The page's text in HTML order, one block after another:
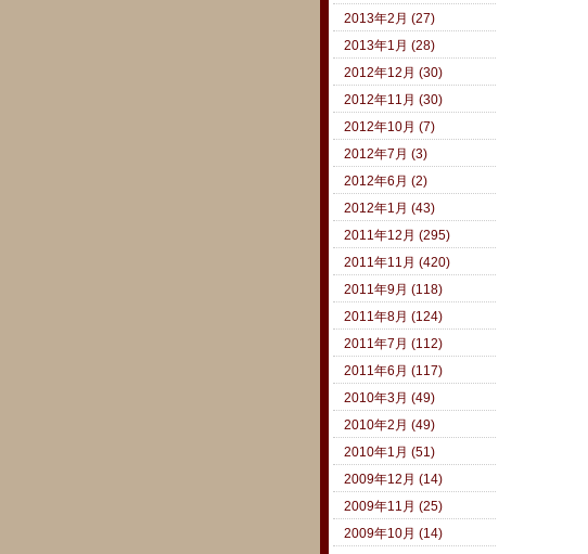
2013年2月 (27)
2013年1月 (28)
2012年12月 (30)
2012年11月 (30)
2012年10月 (7)
2012年7月 (3)
2012年6月 (2)
2012年1月 (43)
2011年12月 (295)
2011年11月 (420)
2011年9月 (118)
2011年8月 (124)
2011年7月 (112)
2011年6月 (117)
2010年3月 (49)
2010年2月 (49)
2010年1月 (51)
2009年12月 (14)
2009年11月 (25)
2009年10月 (14)